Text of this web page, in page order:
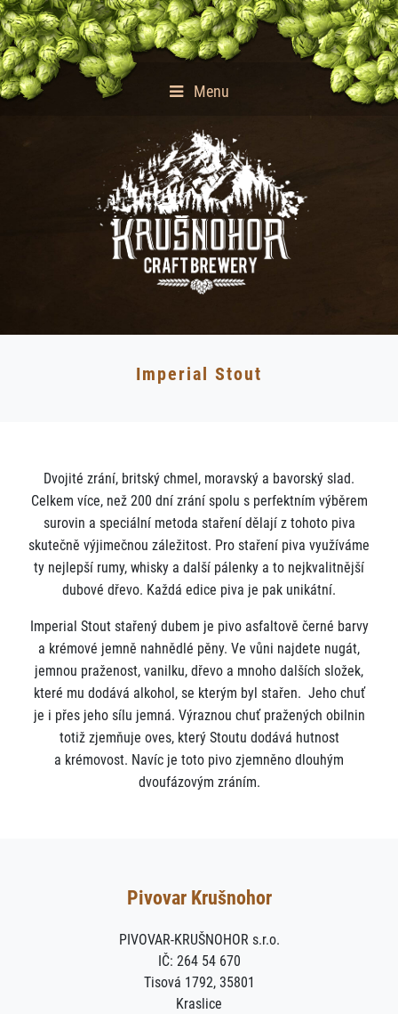
Menu
Imperial Stout
Dvojité zrání, britský chmel, moravský a bavorský slad.
Celkem více, než 200 dní zrání spolu s perfektním výběrem
surovin a speciální metoda staření dělají z tohoto piva
skutečně výjimečnou záležitost. Pro staření piva využíváme
ty nejlepší rumy, whisky a další pálenky a to nejkvalitnější
dubové dřevo. Každá edice piva je pak unikátní.
Imperial Stout stařený dubem je pivo asfaltově černé barvy
a krémové jemně nahnědlé pěny. Ve vůni najdete nugát,
jemnou praženost, vanilku, dřevo a mnoho dalších složek,
které mu dodává alkohol, se kterým byl stařen. Jeho chuť
je i přes jeho sílu jemná. Výraznou chuť pražených obilnin
totiž zjemňuje oves, který Stoutu dodává hutnost
a krémovost. Navíc je toto pivo zjemněno dlouhým
dvoufázovým zráním.
Pivovar Krušnohor
PIVOVAR-KRUŠNOHOR s.r.o.
IČ: 264 54 670
Tisová 1792, 35801
Kraslice